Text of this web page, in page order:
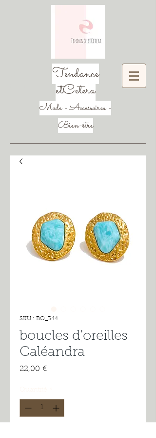
Tendance
etCetera
Mode - Accessoires -
Bien-être
SKU : BO_344
boucles d'oreilles
Caléandra
22,00 €Prix